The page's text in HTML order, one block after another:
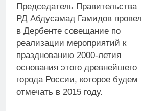
Председатель Правительства
РД Абдусамад Гамидов провел
в Дербенте совещание по
реализации мероприятий к
празднованию 2000-летия
основания этого древнейшего
города России, которое будем
отмечать в 2015 году.